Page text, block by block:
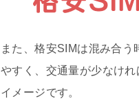
また、格安SIMは混み合
やすく、交通量が少なけ
イメージです。